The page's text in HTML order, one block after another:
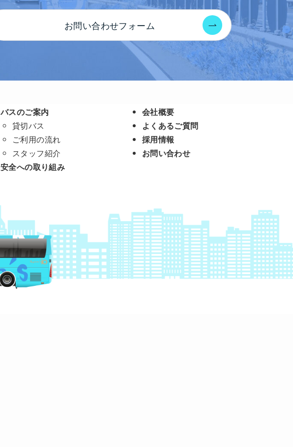
お問い合わせフォーム
バスのご案内
貸切バス
ご利用の流れ
スタッフ紹介
安全への取り組み
会社概要
よくあるご質問
採用情報
お問い合わせ